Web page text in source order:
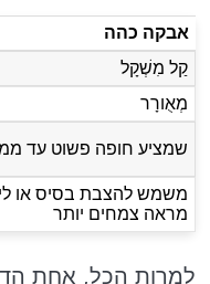
אבקה כהה
קַל מִשְׁקָל
מְאֻורָר
שמציע חופה פשוט עד
משמש להצבת בסיס או
מראה צמחים יותר
למרות הכל, אחת